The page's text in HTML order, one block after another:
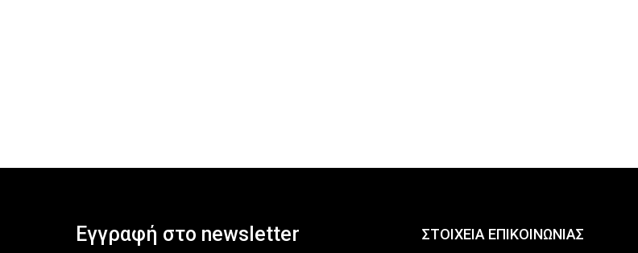
Εγγραφή στο newsletter ΣΤΟΙΧΕΙΑ ΕΠΙΚΟΙΝΩΝΙΑΣ